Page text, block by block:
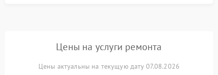
Цены на услуги ремонта
Цены актуальны на текущую дату 07.08.2026